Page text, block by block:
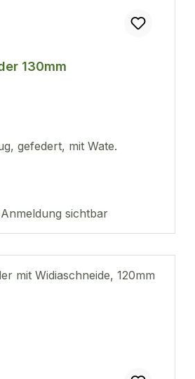
130mm
gefedert, mit Wate.
sichtbar